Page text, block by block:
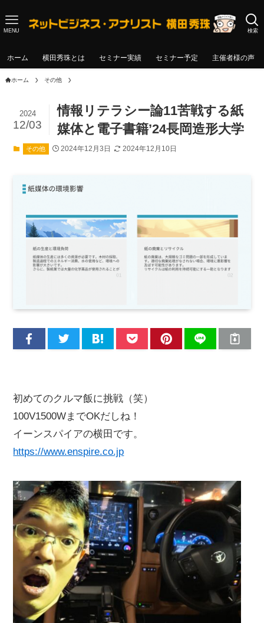
検索
MENU
ホーム 横田秀珠とは セミナー実績 セミナー予定 主催者様の声
ホーム その他
情報リテラシー論11苦戦する紙
媒体と電子書籍’24長岡造形大学
2024
12/03
その他 2024年12月3日 2024年12月10日
初めてのクルマ飯に挑戦（笑）
100V1500WまでOKだしね！
イーンスパイアの横田です。
https://www.enspire.co.jp